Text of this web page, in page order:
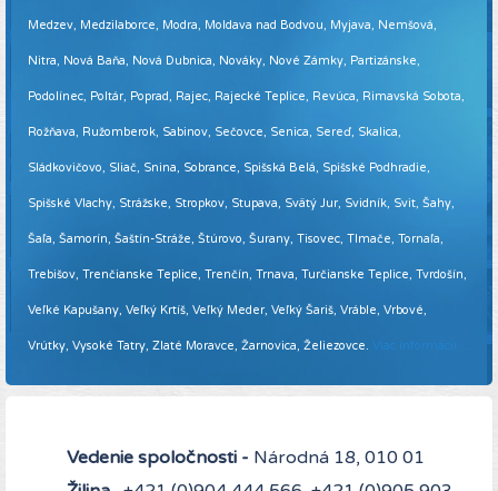
Medzev, Medzilaborce, Modra, Moldava nad Bodvou, Myjava, Nemšová,
Nitra, Nová Baňa, Nová Dubnica, Nováky, Nové Zámky, Partizánske,
Podolínec, Poltár, Poprad, Rajec, Rajecké Teplice, Revúca, Rimavská Sobota,
Rožňava, Ružomberok, Sabinov, Sečovce, Senica, Sereď, Skalica,
Sládkovičovo, Sliač, Snina, Sobrance, Spišská Belá, Spišské Podhradie,
Spišské Vlachy, Strážske, Stropkov, Stupava, Svätý Jur, Svidník, Svit, Šahy,
Šaľa, Šamorín, Šaštín-Stráže, Štúrovo, Šurany, Tisovec, Tlmače, Tornaľa,
Trebišov, Trenčianske Teplice, Trenčín, Trnava, Turčianske Teplice, Tvrdošín,
Veľké Kapušany, Veľký Krtíš, Veľký Meder, Veľký Šariš, Vráble, Vrbové,
Vrútky, Vysoké Tatry, Zlaté Moravce, Žarnovica, Želiezovce. Viac informácií ...
Vedenie spoločnosti - Národná 18, 010 01